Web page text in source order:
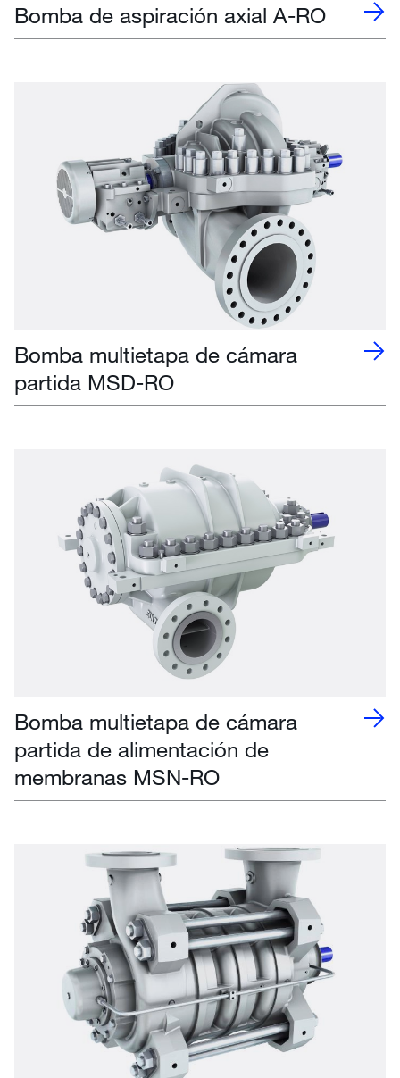
Bomba de aspiración axial A-RO
Bomba multietapa de cámara
partida MSD-RO
Bomba multietapa de cámara
partida de alimentación de
membranas MSN-RO